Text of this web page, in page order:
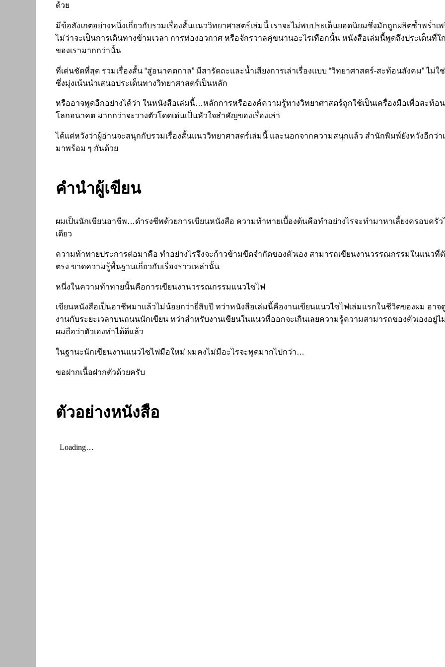
ด้วย
มีข้อสังเกตอย่างหนึ่งเกี่ยวกับรวมเรื่องสั้นแนววิทยาศาสตร์เล่มนี้ เราจะไม่พบประเด็นยอดนิยมซึ่งมักถูกผลิตซ้ำพร่ำ
ไม่ว่าจะเป็นการเดินทางข้ามเวลา การท่องอวกาศ หรือจักรวาลคู่ขนานอะไรเทือกนั้น หนังสือเล่มนี้พูดถึงประเด็นที่
ของเรามากกว่านั้น
ที่เด่นชัดที่สุด รวมเรื่องสั้น “สู่อนาคตกาล” มีสารัตถะและน้ำเสียงการเล่าเรื่องแบบ “วิทยาศาสตร์-สะท้อนสังคม” ไม่
ซึ่งมุ่งเน้นนำเสนอประเด็นทางวิทยาศาสตร์เป็นหลัก
หรืออาจพูดอีกอย่างได้ว่า ในหนังสือเล่มนี้…หลักการหรือองค์ความรู้ทางวิทยาศาสตร์ถูกใช้เป็นเครื่องมือเพื่อสะท้
โลกอนาคต มากกว่าจะวางตัวโดดเด่นเป็นหัวใจสำคัญของเรื่องเล่า
ได้แต่หวังว่าผู้อ่านจะสนุกกับรวมเรื่องสั้นแนววิทยาศาสตร์เล่มนี้ และนอกจากความสนุกแล้ว สำนักพิมพ์ยังหวังอีกว่า
มาพร้อม ๆ กันด้วย
คำนำผู้เขียน
ผมเป็นนักเขียนอาชีพ…ดำรงชีพด้วยการเขียนหนังสือ ความท้าทายเบื้องต้นคือทำอย่างไรจะทำมาหาเลี้ยงครอบครัว
เดียว
ความท้าทายประการต่อมาคือ ทำอย่างไรจึงจะก้าวข้ามขีดจำกัดของตัวเอง สามารถเขียนงานวรรณกรรมในแนว
ตรง ขาดความรู้พื้นฐานเกี่ยวกับเรื่องราวเหล่านั้น
หนึ่งในความท้าทายนั้นคือการเขียนงานวรรณกรรมแนวไซไฟ
เขียนหนังสือเป็นอาชีพมาแล้วไม่น้อยกว่ายี่สิบปี ทว่าหนังสือเล่มนี้คืองานเขียนแนวไซไฟเล่มแรกในชีวิตของผม อา
งานกับระยะเวลาบนถนนนักเขียน ทว่าสำหรับงานเขียนในแนวที่ออกจะเกินเลยความรู้ความสามารถของตัวเองอยู่
ผมถือว่าตัวเองทำได้ดีแล้ว
ในฐานะนักเขียนงานแนวไซไฟมือใหม่ ผมคงไม่มีอะไรจะพูดมากไปกว่า…
ขอฝากเนื้อฝากตัวด้วยครับ
ตัวอย่างหนังสือ